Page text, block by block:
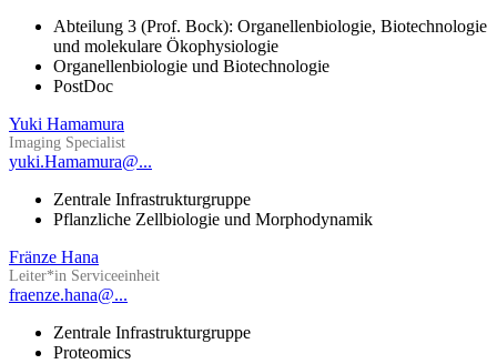
Abteilung 3 (Prof. Bock): Organellenbiologie, Biotechnologie
und molekulare Ökophysiologie
Organellenbiologie und Biotechnologie
PostDoc
Yuki Hamamura
Imaging Specialist
yuki.Hamamura@...
Zentrale Infrastrukturgruppe
Pflanzliche Zellbiologie und Morphodynamik
Fränze Hana
Leiter*in Serviceeinheit
fraenze.hana@...
Zentrale Infrastrukturgruppe
Proteomics